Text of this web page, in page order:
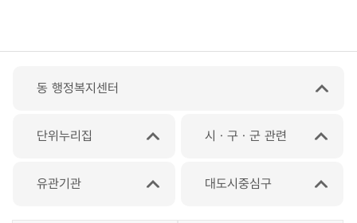
동 행정복지센터
단위누리집 시ㆍ구ㆍ군 관련
유관기관 대도시중심구